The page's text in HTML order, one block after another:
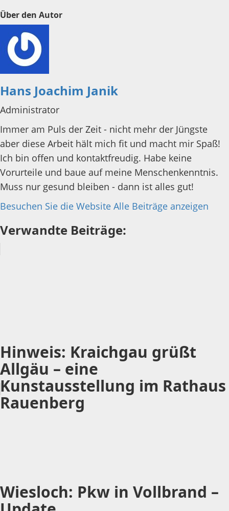
Über den Autor
Hans Joachim Janik
Administrator
Immer am Puls der Zeit - nicht mehr der Jüngste
aber diese Arbeit hält mich fit und macht mir Spaß!
Ich bin offen und kontaktfreudig. Habe keine
Vorurteile und baue auf meine Menschenkenntnis.
Muss nur gesund bleiben - dann ist alles gut!
Besuchen Sie die Website Alle Beiträge anzeigen
Verwandte Beiträge:
Hinweis: Kraichgau grüßt
Allgäu – eine
Kunstausstellung im Rathaus
Rauenberg
Wiesloch: Pkw in Vollbrand –